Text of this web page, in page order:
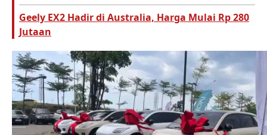
Geely EX2 Hadir di Australia, Harga Mulai Rp 280
Jutaan